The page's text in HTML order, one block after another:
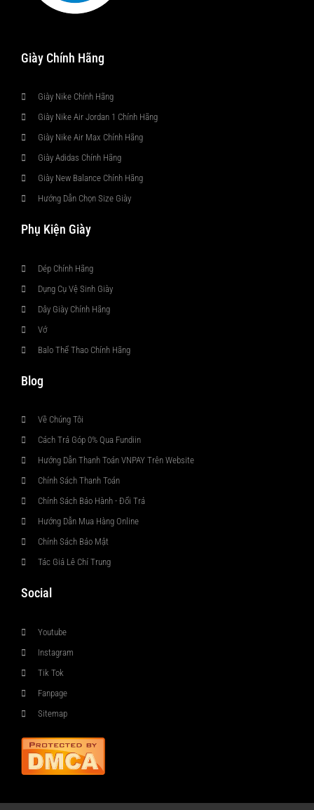
Giày Chính Hãng
Giày Nike Chính Hãng
Giày Nike Air Jordan 1 Chính Hãng
Giày Nike Air Max Chính Hãng
Giày Adidas Chính Hãng
Giày New Balance Chính Hãng
Hướng Dẫn Chọn Size Giày
Phụ Kiện Giày
Dép Chính Hãng
Dụng Cụ Vệ Sinh Giày
Dây Giày Chính Hãng
Vớ
Balo Thể Thao Chính Hãng
Blog
Về Chúng Tôi
Cách Trả Góp 0% Qua Fundiin
Hướng Dẫn Thanh Toán VNPAY Trên Website
Chính Sách Thanh Toán
Chính Sách Bảo Hành - Đổi Trả
Hướng Dẫn Mua Hàng Online
Chính Sách Bảo Mật
Tác Giả Lê Chí Trung
Social
Youtube
Instagram
Tik Tok
Fanpage
Sitemap